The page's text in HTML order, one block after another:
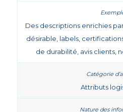
Des descriptions enrichies
désirable, labels,
de durabilité, avis clients,
Attributs